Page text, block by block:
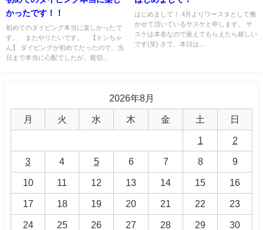
かったです！！
初めてのダイビング本当に楽しかったで
す。 またやりたいです。 【トシちゃ
ん】 ダイビングが初めてだったので、当
日まで本当に心配でしたが、親切...
はじめまして！ 4月よりワースタとして働
かせて頂いているサスケと申します。 サ
スケは本名なので覚えてもらえたら嬉しい
です(笑) さて、本日は...
2026年8月
月 火 水 木 金 土 日
1 2
3 4 5 6 7 8 9
10 11 12 13 14 15 16
17 18 19 20 21 22 23
24 25 26 27 28 29 30